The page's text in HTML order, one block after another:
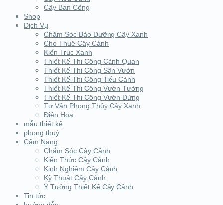
Cây Ban Công
Shop
Dịch Vụ
Chăm Sóc Bảo Dưỡng Cây Xanh
Cho Thuê Cây Cảnh
Kiến Trúc Xanh
Thiết Kế Thi Công Cảnh Quan
Thiết Kế Thi Công Sân Vườn
Thiết Kế Thi Công Tiểu Cảnh
Thiết Kế Thi Công Vườn Tường
Thiết Kế Thi Công Vườn Đứng
Tư Vẫn Phong Thủy Cây Xanh
Điện Hoa
mẫu thiết kế
phong thuỷ
Cẩm Nang
Chắm Sóc Cây Cảnh
Kiến Thức Cây Cảnh
Kinh Nghiệm Cây Cảnh
Kỹ Thuật Cây Cảnh
Ý Tưởng Thiết Kế Cây Cảnh
Tin tức